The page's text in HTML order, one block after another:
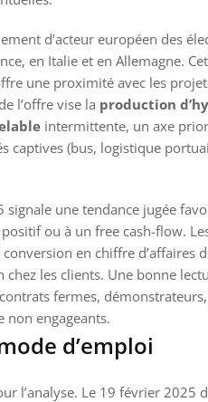
d’acteur européen des
en Italie et en Allemagne.
une proximité avec les
l’offre vise la production
intermittente, un axe
captives (bus, logistique
une tendance jugée
ou à un free cash-flow.
en chiffre d’affaires
les clients. Une bonne
fermes,
non engageants.
d’emploi
l’analyse. Le 19 février 2025